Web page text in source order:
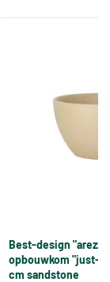
Best-design
opbouwkom "just-
cm sandstone